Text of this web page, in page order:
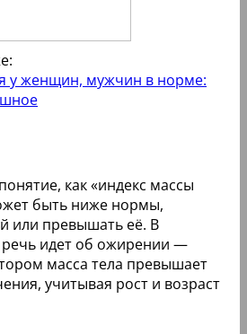
у женщин, мужчин в норме:
как «индекс массы
быть ниже нормы,
или превышать её. В
речь идет об ожирении —
масса тела превышает
учитывая рост и возраст